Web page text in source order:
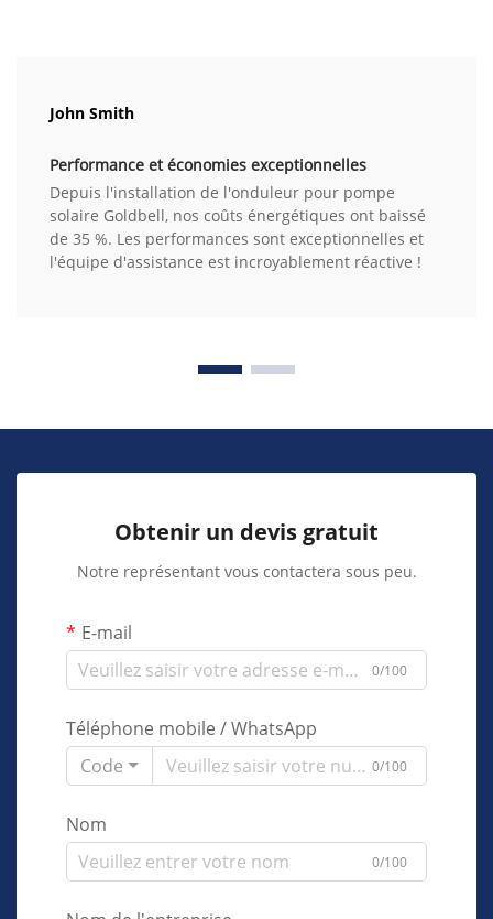
John Smith
Performance et économies exceptionnelles
Depuis l'installation de l'onduleur pour pompe
solaire Goldbell, nos coûts énergétiques ont baissé
de 35 %. Les performances sont exceptionnelles et
l'équipe d'assistance est incroyablement réactive !
Obtenir un devis gratuit
Notre représentant vous contactera sous peu.
E-mail
0/100
Téléphone mobile / WhatsApp
Code
0/100
Nom
0/100